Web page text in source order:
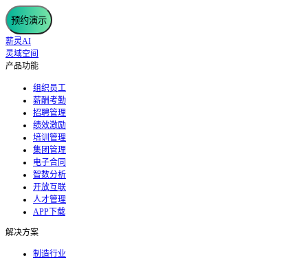
预约演示
薪灵AI
灵域空间
产品功能
组织员工
薪酬考勤
招聘管理
绩效激励
培训管理
集团管理
电子合同
智数分析
开放互联
人才管理
APP下载
解决方案
制造行业